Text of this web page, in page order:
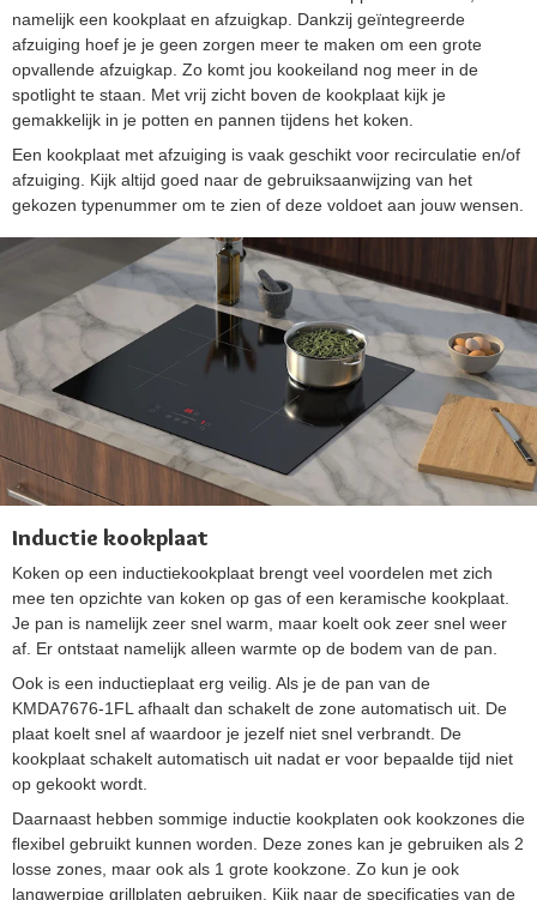
namelijk een kookplaat en afzuigkap. Dankzij geïntegreerde
afzuiging hoef je je geen zorgen meer te maken om een grote
opvallende afzuigkap. Zo komt jou kookeiland nog meer in de
spotlight te staan. Met vrij zicht boven de kookplaat kijk je
gemakkelijk in je potten en pannen tijdens het koken.
Een kookplaat met afzuiging is vaak geschikt voor recirculatie en/of
afzuiging. Kijk altijd goed naar de gebruiksaanwijzing van het
gekozen typenummer om te zien of deze voldoet aan jouw wensen.
Inductie kookplaat
Koken op een inductiekookplaat brengt veel voordelen met zich
mee ten opzichte van koken op gas of een keramische kookplaat.
Je pan is namelijk zeer snel warm, maar koelt ook zeer snel weer
af. Er ontstaat namelijk alleen warmte op de bodem van de pan.
Ook is een inductieplaat erg veilig. Als je de pan van de
KMDA7676-1FL afhaalt dan schakelt de zone automatisch uit. De
plaat koelt snel af waardoor je jezelf niet snel verbrandt. De
kookplaat schakelt automatisch uit nadat er voor bepaalde tijd niet
op gekookt wordt.
Daarnaast hebben sommige inductie kookplaten ook kookzones die
flexibel gebruikt kunnen worden. Deze zones kan je gebruiken als 2
losse zones, maar ook als 1 grote kookzone. Zo kun je ook
langwerpige grillplaten gebruiken. Kijk naar de specificaties van de